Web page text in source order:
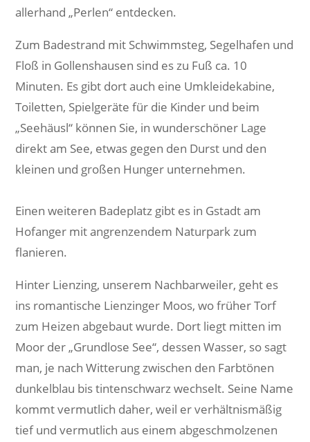
allerhand „Perlen“ entdecken.
Zum Badestrand mit Schwimmsteg, Segelhafen und
Floß in Gollenshausen sind es zu Fuß ca. 10
Minuten. Es gibt dort auch eine Umkleidekabine,
Toiletten, Spielgeräte für die Kinder und beim
„Seehäusl“ können Sie, in wunderschöner Lage
direkt am See, etwas gegen den Durst und den
kleinen und großen Hunger unternehmen.
Einen weiteren Badeplatz gibt es in Gstadt am
Hofanger mit angrenzendem Naturpark zum
flanieren.
Hinter Lienzing, unserem Nachbarweiler, geht es
ins romantische Lienzinger Moos, wo früher Torf
zum Heizen abgebaut wurde. Dort liegt mitten im
Moor der „Grundlose See“, dessen Wasser, so sagt
man, je nach Witterung zwischen den Farbtönen
dunkelblau bis tintenschwarz wechselt. Seine Name
kommt vermutlich daher, weil er verhältnismäßig
tief und vermutlich aus einem abgeschmolzenen